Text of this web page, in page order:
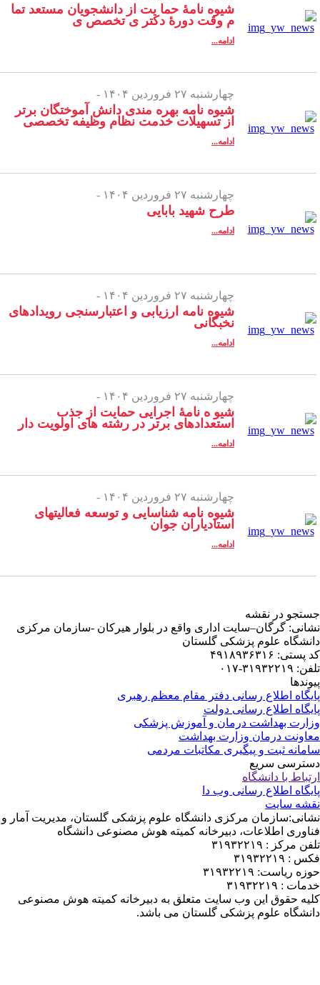
شیوه نامۀ حما یت از دانشجویان مستعد تما
م وقت دورۀ دکتر ی تخصص ی
ادامه...
چهارشنبه ۲۷ فروردین ۱۴۰۴ -
شیوه نامه بهره مندی دانش آموختگان برتر
از تسهیلات خدمت نظام وظیفه تخصصی
ادامه...
چهارشنبه ۲۷ فروردین ۱۴۰۴ -
طرح شهید بابایی
ادامه...
چهارشنبه ۲۷ فروردین ۱۴۰۴ -
شیوه نامه ارزیابی و اعتبارسنجی رویدادهای
نخبگانی
ادامه...
چهارشنبه ۲۷ فروردین ۱۴۰۴ -
شیو ه نامۀ اجرایی حمایت از جذب
استعدادهای برتر در رشته های اولویت دار
ادامه...
چهارشنبه ۲۷ فروردین ۱۴۰۴ -
شیوه نامه شناسایی و توسعه فعالیتهای
استادیاران جوان
ادامه...
در نقشه
گرگان–سایت اداری واقع در بلوار هیرکان -سازمان مرکزی
علوم پزشکی گلستان
۴۹۱۸۹۳۶۳۱۶
۰۱۷
اطلاع رسانی دفتر مقام معظم رهبری
اطلاع رسانی دولت
بهداشت درمان و آموزش پزشکی
درمان وزارت بهداشت
ثبت و پیگیری مکاتبات مردمی
سریع
با دانشگاه
اطلاع رسانی وب دا
سایت
مرکزی دانشگاه علوم پزشکی گلستان، مدیریت آمار و
اطلاعات، دبیرخانه کمیته هوش مصنوعی دانشگاه
مرکز : ۳۱۹۳۲۲۱۹
۳۱۹۳۲۲۱۹
ریاست: ۳۱۹۳۲۲۱۹
: ۳۱۹۳۲۲۱۹
حقوق این وب سایت متعلق به دبیرخانه کمیته هوش مصنوعی
علوم پزشکی گلستان می باشد.